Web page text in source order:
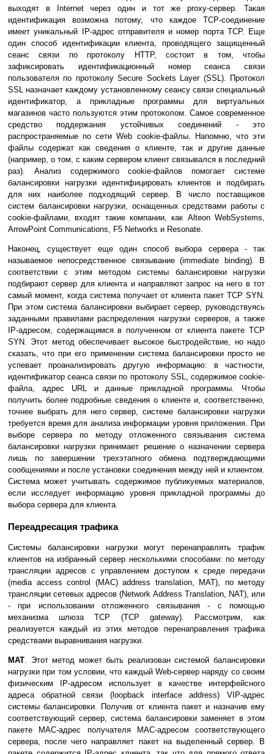
выходят в Internet через один и тот же proxy-сервер. Такая
идентификация возможна потому, что каждое TCP-соединение
имеет уникальный IP-адрес отправителя и номер порта TCP. Еще
один способ идентификации клиента, проводящего защищенный
сеанс связи по протоколу HTTP, состоит в том, чтобы
зафиксировать идентификационный номер сеанса связи
пользователя по протоколу Secure Sockets Layer (SSL). Протокол
SSL назначает каждому установленному сеансу связи специальный
идентификатор, а прикладные программы для виртуальных
магазинов часто пользуются этим протоколом. Самое современное
средство поддержания устойчивых соединений - это
распространяемые по сети Web cookie-файлы. Напомню, что эти
файлы содержат как сведения о клиенте, так и другие данные
(например, о том, с каким сервером клиент связывался в последний
раз). Анализ содержимого cookie-файлов помогает системе
балансировки нагрузки идентифицировать клиентов и подбирать
для них наиболее подходящий сервер. В число поставщиков
систем балансировки нагрузки, оснащенных средствами работы с
cookie-файлами, входят такие компании, как Alteon WebSystems,
ArrowPoint Communications, F5 Networks и Resonate.
Наконец, существует еще один способ выбора сервера - так
называемое непосредственное связывание (immediate binding). В
соответствии с этим методом системы балансировки нагрузки
подбирают сервер для клиента и направляют запрос на него в тот
самый момент, когда система получает от клиента пакет TCP SYN.
При этом система балансировки выбирает сервер, руководствуясь
заданными правилами распределения нагрузки серверов, а также
IP-адресом, содержащимся в полученном от клиента пакете TCP
SYN. Этот метод обеспечивает высокое быстродействие, но надо
сказать, что при его применении система балансировки просто не
успевает проанализировать другую информацию: в частности,
идентификатор сеанса связи по протоколу SSL, содержимое cookie-
файла, адрес URL и данные прикладной программы. Чтобы
получить более подробные сведения о клиенте и, соответственно,
точнее выбрать для него сервер, системе балансировки нагрузки
требуется время для анализа информации уровня приложения. При
выборе сервера по методу отложенного связывания система
балансировки нагрузки принимает решение о назначении сервера
лишь по завершении трехэтапного обмена подтверждающими
сообщениями и после установки соединения между ней и клиентом.
Система может учитывать содержимое публикуемых материалов,
если исследует информацию уровня прикладной программы до
выбора сервера для клиента.
Переадресация трафика
Системы балансировки нагрузки могут перенаправлять трафик
клиентов на избранный сервер несколькими способами: по методу
трансляции адресов с управлением доступом к среде передачи
(media access control (MAC) address translation, MAT), по методу
трансляции сетевых адресов (Network Address Translation, NAT), или
- при использовании отложенного связывания - с помощью
механизма шлюза TCP (TCP gateway). Рассмотрим, как
реализуется каждый из этих методов перенаправления трафика
средствами выравнивания нагрузки.
MAT . Этот метод может быть реализован системой балансировки
нагрузки при том условии, что каждый Web-сервер наряду со своим
физическим IP-адресом использует в качестве интерфейсного
адреса обратной связи (loopback interface address) VIP-адрес
системы балансировки. Получив от клиента пакет и назначив ему
соответствующий сервер, система балансировки заменяет в этом
пакете MAC-адрес получателя MAC-адресом соответствующего
сервера, после чего направляет пакет на выделенный сервер. В